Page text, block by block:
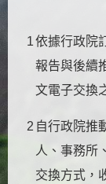
1依據行政院
報告與後續
文電子交換
2 自行政院推
人、事務所
交換方式，